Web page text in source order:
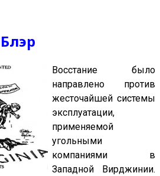
Восстание было
направлено против
жесточайшей системы
эксплуатации,
применяемой
угольными
компаниями в
Западной Вирджинии.